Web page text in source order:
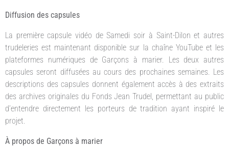
Diffusion des capsules
La première capsule vidéo de Samedi soir à Saint-Dilon et autres
trudeleries est maintenant disponible sur la chaîne YouTube et les
plateformes numériques de Garçons à marier. Les deux autres
capsules seront diffusées au cours des prochaines semaines. Les
descriptions des capsules donnent également accès à des extraits
des archives originales du Fonds Jean Trudel, permettant au public
d’entendre directement les porteurs de tradition ayant inspiré le
projet.
À propos de Garçons à marier